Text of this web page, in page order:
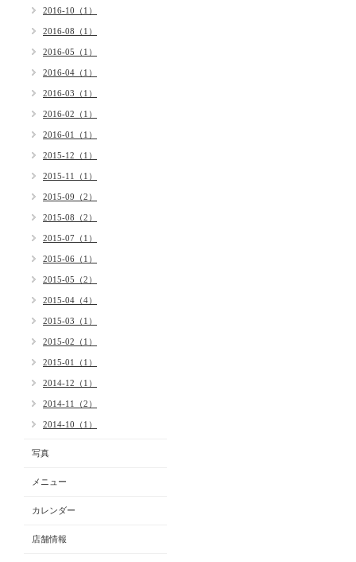
2016-10（1）
2016-08（1）
2016-05（1）
2016-04（1）
2016-03（1）
2016-02（1）
2016-01（1）
2015-12（1）
2015-11（1）
2015-09（2）
2015-08（2）
2015-07（1）
2015-06（1）
2015-05（2）
2015-04（4）
2015-03（1）
2015-02（1）
2015-01（1）
2014-12（1）
2014-11（2）
2014-10（1）
写真
メニュー
カレンダー
店舗情報